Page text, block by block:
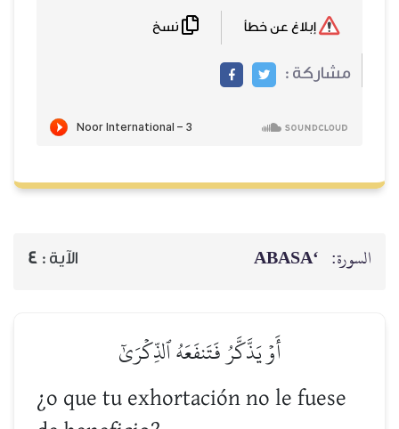
مشاركة :
السورة: ‘ABASA الآية : 4
أَوۡ يَذَّكَّرُ فَتَنفَعَهُ ٱلذِّكۡرَىٰٓ
¿o que tu exhortación no le fuese